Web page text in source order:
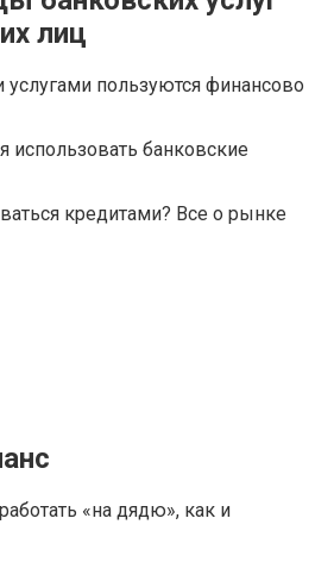
лиц
пользуются финансово
использовать банковские
кредитами? Все о рынке
«на дядю», как и